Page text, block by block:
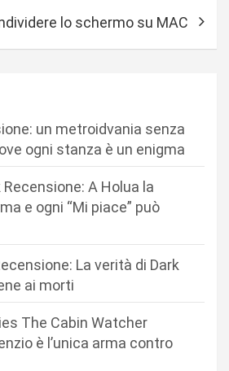
lo schermo su MAC
un metroidvania senza
ogni stanza è un enigma
A Holua la
e ogni “Mi piace” può
La verità di Dark
ai morti
The Cabin Watcher
è l’unica arma contro